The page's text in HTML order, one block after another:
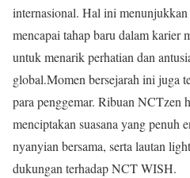
internasional. Hal ini
mencapai tahap baru dalam karier
untuk menarik perhatian dan
global.Momen bersejarah ini juga
para penggemar. Ribuan NCTzen
menciptakan suasana yang penuh
nyanyian bersama, serta lautan
dukungan terhadap NCT WISH.